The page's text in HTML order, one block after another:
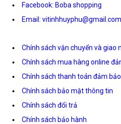
Facebook: Boba shopping
Email: vitinhhuyphu@gmail.com
Chính sách vận chuyển và giao
Chính sách mua hàng online
Chính sách thanh toán đảm bảo
Chính sách bảo mật thông tin
Chính sách đổi trả
Chính sách bảo hành